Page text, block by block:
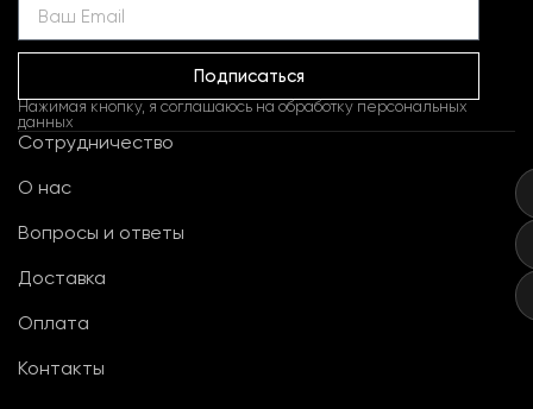
Подписаться
Нажимая кнопку, я соглашаюсь на обработку персональных
данных
Сотрудничество
О нас
Вопросы и ответы
Доставка
Оплата
Контакты